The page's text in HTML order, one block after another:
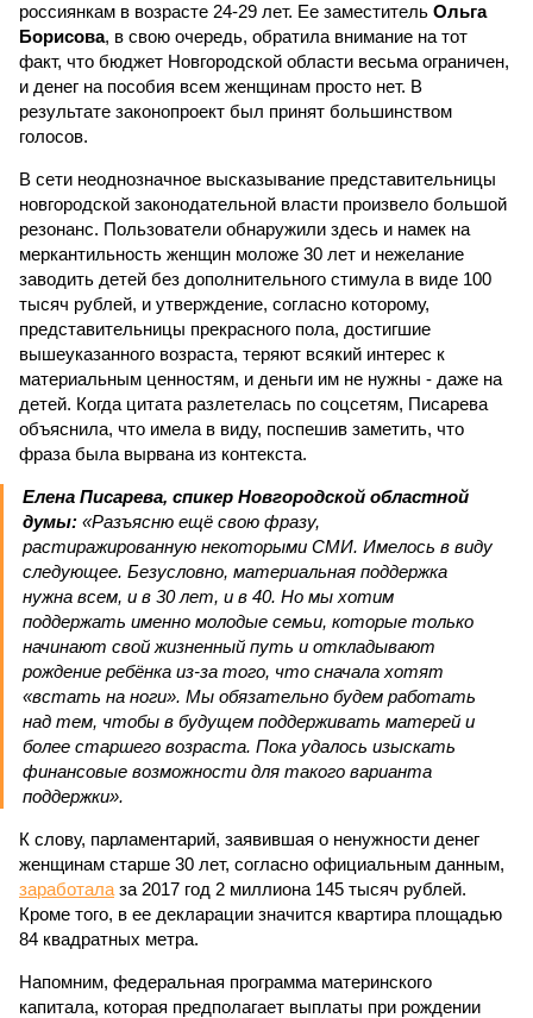
россиянкам в возрасте 24-29 лет. Ее заместитель Ольга
Борисова, в свою очередь, обратила внимание на тот
факт, что бюджет Новгородской области весьма ограничен,
и денег на пособия всем женщинам просто нет. В
результате законопроект был принят большинством
голосов.
В сети неоднозначное высказывание представительницы
новгородской законодательной власти произвело большой
резонанс. Пользователи обнаружили здесь и намек на
меркантильность женщин моложе 30 лет и нежелание
заводить детей без дополнительного стимула в виде 100
тысяч рублей, и утверждение, согласно которому,
представительницы прекрасного пола, достигшие
вышеуказанного возраста, теряют всякий интерес к
материальным ценностям, и деньги им не нужны - даже на
детей. Когда цитата разлетелась по соцсетям, Писарева
объяснила, что имела в виду, поспешив заметить, что
фраза была вырвана из контекста.
Елена Писарева, спикер Новгородской областной
думы: «Разъясню ещё свою фразу,
растиражированную некоторыми СМИ. Имелось в виду
следующее. Безусловно, материальная поддержка
нужна всем, и в 30 лет, и в 40. Но мы хотим
поддержать именно молодые семьи, которые только
начинают свой жизненный путь и откладывают
рождение ребёнка из-за того, что сначала хотят
«встать на ноги». Мы обязательно будем работать
над тем, чтобы в будущем поддерживать матерей и
более старшего возраста. Пока удалось изыскать
финансовые возможности для такого варианта
поддержки».
К слову, парламентарий, заявившая о ненужности денег
женщинам старше 30 лет, согласно официальным данным,
заработала за 2017 год 2 миллиона 145 тысяч рублей.
Кроме того, в ее декларации значится квартира площадью
84 квадратных метра.
Напомним, федеральная программа материнского
капитала, которая предполагает выплаты при рождении